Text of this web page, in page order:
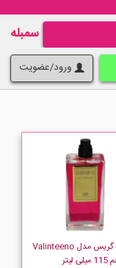
سمبله
ورود/عضویت
عطر زنانه گریس مدل Valinteeno